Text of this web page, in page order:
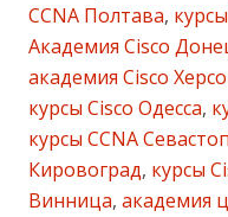
CCNA Полтава,
Академия Cisco
академия Cisco
курсы Cisco Одесса,
курсы CCNA
Кировоград, курсы
Винница, академия